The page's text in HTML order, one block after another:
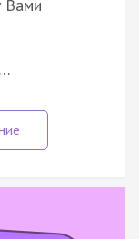
Вами